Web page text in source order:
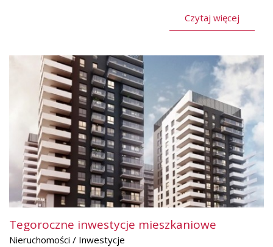
Czytaj więcej
Tegoroczne inwestycje mieszkaniowe
Nieruchomości / Inwestycje